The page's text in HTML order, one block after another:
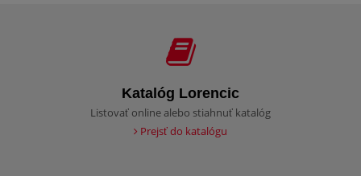
Katalóg Lorencic
Listovať online alebo stiahnuť katalóg
Prejsť do katalógu